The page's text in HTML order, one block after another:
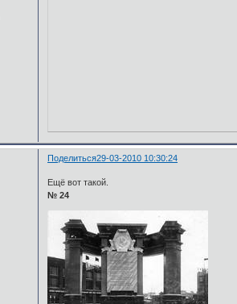
Поделиться29-03-2010 10:30:24
Ещё вот такой.
№ 24